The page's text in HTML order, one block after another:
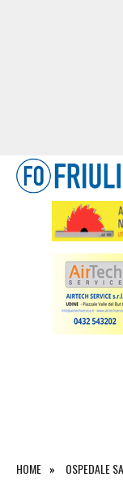
HOME OSPEDALE